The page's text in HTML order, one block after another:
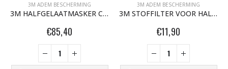
3M ADEM BESCHERMING
3M HALFGELAATMASKER COMPLEET 7000 SERIE 06772
€85,40
3M ADEM BESCHERMING
3M STOFFILTER VOOR HALFGELAATMASKER 7000 SERIE 06925
€11,90